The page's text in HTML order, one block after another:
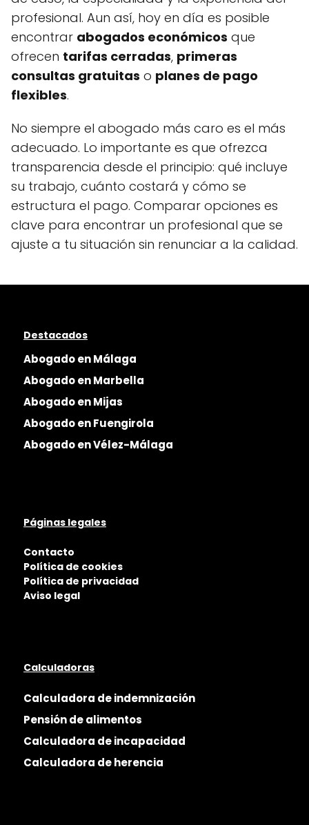
profesional. Aun así, hoy en día es posible
encontrar abogados económicos que
ofrecen tarifas cerradas, primeras
consultas gratuitas o planes de pago
flexibles.
No siempre el abogado más caro es el más
adecuado. Lo importante es que ofrezca
transparencia desde el principio: qué incluye
su trabajo, cuánto costará y cómo se
estructura el pago. Comparar opciones es
clave para encontrar un profesional que se
ajuste a tu situación sin renunciar a la calidad.
Destacados
Abogado en Málaga
Abogado en Marbella
Abogado en Mijas
Abogado en Fuengirola
Abogado en Vélez-Málaga
Páginas legales
Contacto
Política de cookies
Política de privacidad
Aviso legal
Calculadoras
Calculadora de indemnización
Pensión de alimentos
Calculadora de incapacidad
Calculadora de herencia